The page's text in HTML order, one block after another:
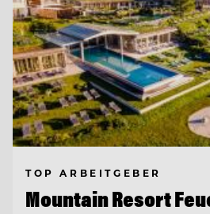
TOP ARBEITGEBER
Mountain Resort